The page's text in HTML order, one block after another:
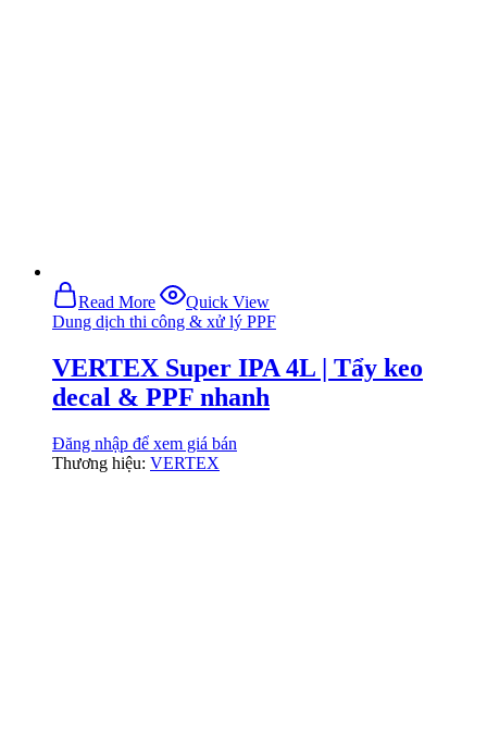
Read More
Quick View
Dung dịch thi công & xử lý PPF
VERTEX Super IPA 4L | Tẩy keo
decal & PPF nhanh
Đăng nhập để xem giá bán
Thương hiệu: VERTEX